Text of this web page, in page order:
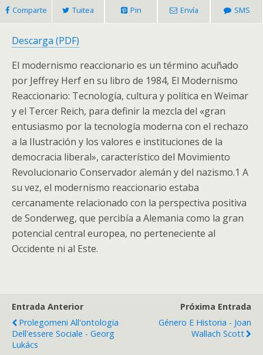
Comparte Tuitea Pin Envía SMS
Descarga (PDF)
El modernismo reaccionario es un término acuñado
por Jeffrey Herf en su libro de 1984, El Modernismo
Reaccionario: Tecnología, cultura y política en Weimar
y el Tercer Reich, para definir la mezcla del «gran
entusiasmo por la tecnología moderna con el rechazo
a la Ilustración y los valores e instituciones de la
democracia liberal», característico del Movimiento
Revolucionario Conservador alemán y del nazismo.1​ A
su vez, el modernismo reaccionario estaba
cercanamente relacionado con la perspectiva positiva
de Sonderweg, que percibía a Alemania como la gran
potencial central europea, no perteneciente al
Occidente ni al Este.
Entrada Anterior
Prolegomeni All'ontologia
Dell'essere Sociale - Georg
Lukács
Próxima Entrada
Género E Historia - Joan
Wallach Scott